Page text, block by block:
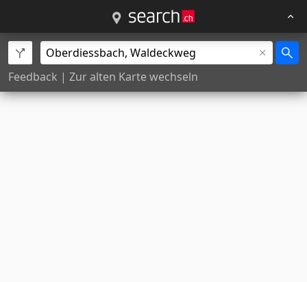
Feedback | Zur alten Karte wechseln